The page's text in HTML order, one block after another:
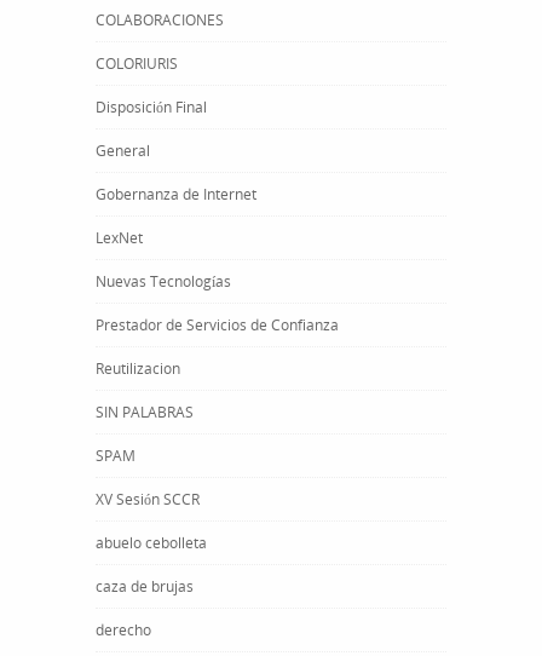
COLABORACIONES
COLORIURIS
Disposición Final
General
Gobernanza de Internet
LexNet
Nuevas Tecnologías
Prestador de Servicios de Confianza
Reutilizacion
SIN PALABRAS
SPAM
XV Sesión SCCR
abuelo cebolleta
caza de brujas
derecho